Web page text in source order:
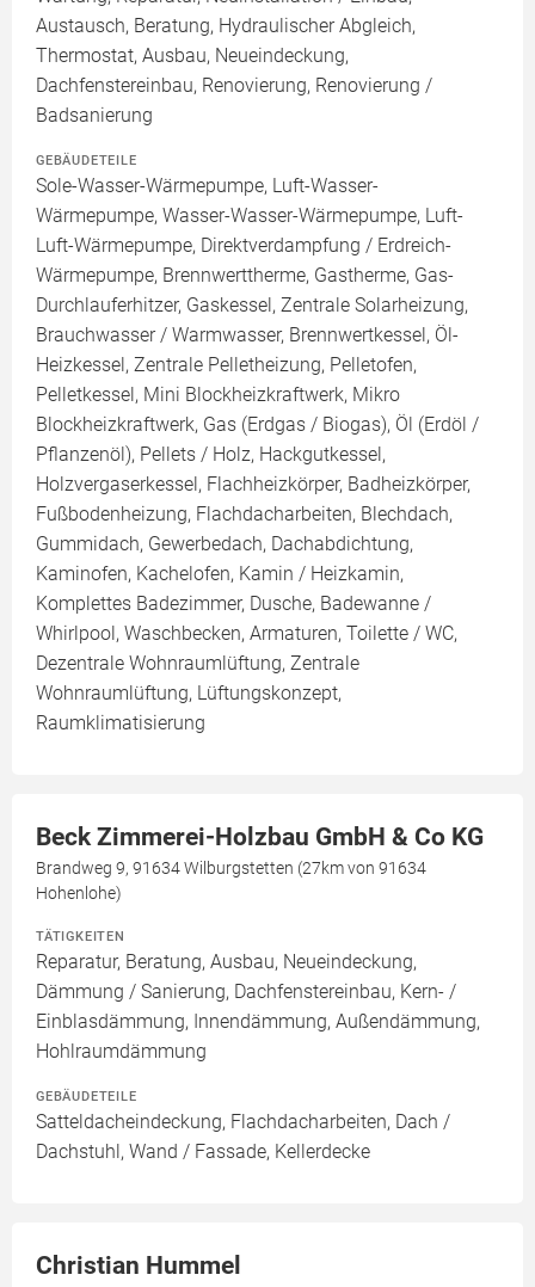
Austausch, Beratung, Hydraulischer Abgleich,
Thermostat, Ausbau, Neueindeckung,
Dachfenstereinbau, Renovierung, Renovierung /
Badsanierung
GEBÄUDETEILE
Sole-Wasser-Wärmepumpe, Luft-Wasser-
Wärmepumpe, Wasser-Wasser-Wärmepumpe, Luft-
Luft-Wärmepumpe, Direktverdampfung / Erdreich-
Wärmepumpe, Brennwerttherme, Gastherme, Gas-
Durchlauferhitzer, Gaskessel, Zentrale Solarheizung,
Brauchwasser / Warmwasser, Brennwertkessel, Öl-
Heizkessel, Zentrale Pelletheizung, Pelletofen,
Pelletkessel, Mini Blockheizkraftwerk, Mikro
Blockheizkraftwerk, Gas (Erdgas / Biogas), Öl (Erdöl /
Pflanzenöl), Pellets / Holz, Hackgutkessel,
Holzvergaserkessel, Flachheizkörper, Badheizkörper,
Fußbodenheizung, Flachdacharbeiten, Blechdach,
Gummidach, Gewerbedach, Dachabdichtung,
Kaminofen, Kachelofen, Kamin / Heizkamin,
Komplettes Badezimmer, Dusche, Badewanne /
Whirlpool, Waschbecken, Armaturen, Toilette / WC,
Dezentrale Wohnraumlüftung, Zentrale
Wohnraumlüftung, Lüftungskonzept,
Raumklimatisierung
Beck Zimmerei-Holzbau GmbH & Co KG
Brandweg 9, 91634 Wilburgstetten (27km von 91634
Hohenlohe)
TÄTIGKEITEN
Reparatur, Beratung, Ausbau, Neueindeckung,
Dämmung / Sanierung, Dachfenstereinbau, Kern- /
Einblasdämmung, Innendämmung, Außendämmung,
Hohlraumdämmung
GEBÄUDETEILE
Satteldacheindeckung, Flachdacharbeiten, Dach /
Dachstuhl, Wand / Fassade, Kellerdecke
Christian Hummel